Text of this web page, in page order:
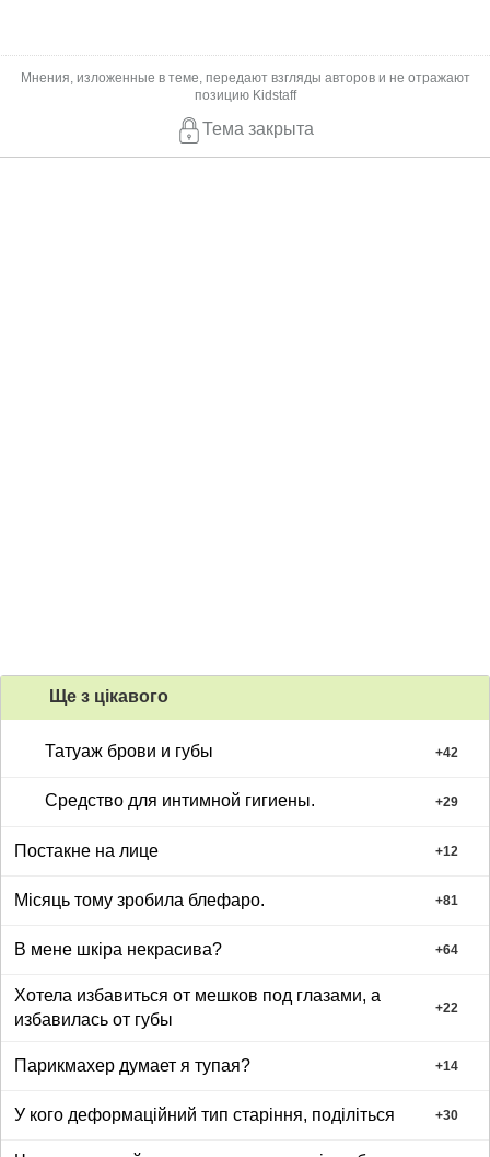
Мнения, изложенные в теме, передают взгляды авторов и не отражают
позицию Kidstaff
Тема закрыта
Ще з цiкавого
Татуаж брови и губы +42
Средство для интимной гигиены. +29
Постакне на лице +12
Місяць тому зробила блефаро. +81
В мене шкіра некрасива? +64
Хотела избавиться от мешков под глазами, а
избавилась от губы
+22
Парикмахер думает я тупая? +14
У кого деформаційний тип старіння, поділіться +30